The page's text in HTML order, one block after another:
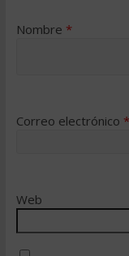
Nombre *
Correo electrónico *
Web